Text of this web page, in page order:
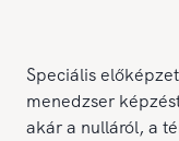
Speciális
menedzser
akár a nulláról, a